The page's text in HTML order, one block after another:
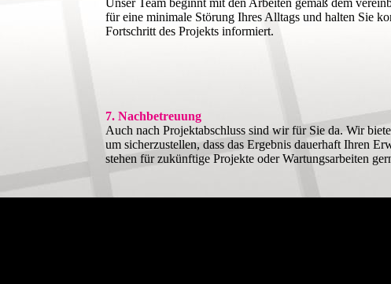
Unser Team beginnt mit den Arbeiten gemäß dem
für eine minimale Störung Ihres Alltags und halten Sie
Fortschritt des Projekts informiert.
7. Nachbetreuung
Auch nach Projektabschluss sind wir für Sie da. Wir
um sicherzustellen, dass das Ergebnis dauerhaft Ihren
stehen für zukünftige Projekte oder Wartungsarbeiten